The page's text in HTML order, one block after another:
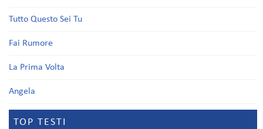
Tutto Questo Sei Tu
Fai Rumore
La Prima Volta
Angela
TOP TESTI